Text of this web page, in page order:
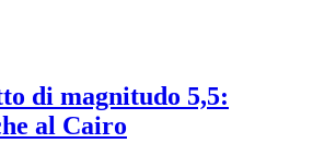
di magnitudo 5,5:
al Cairo